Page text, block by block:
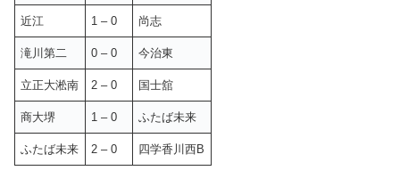
近江 1 – 0 尚志
滝川第二 0 – 0 今治東
立正大淞南 2 – 0 国士舘
商大堺 1 – 0 ふたば未来
ふたば未来 2 – 0 四学香川西B